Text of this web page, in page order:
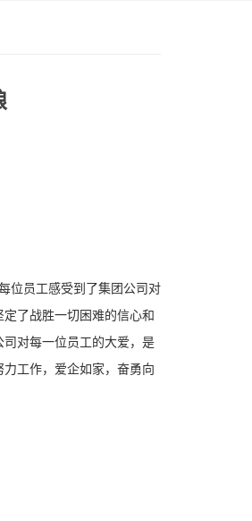
位员工感受到了集团公司对
定了战胜一切困难的信心和
对每一位员工的大爱，是
工作，爱企如家，奋勇向